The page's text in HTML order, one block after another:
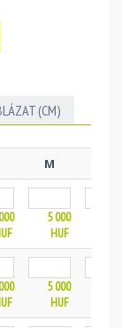
(CM)
M
5 000
HUF
5 000
HUF